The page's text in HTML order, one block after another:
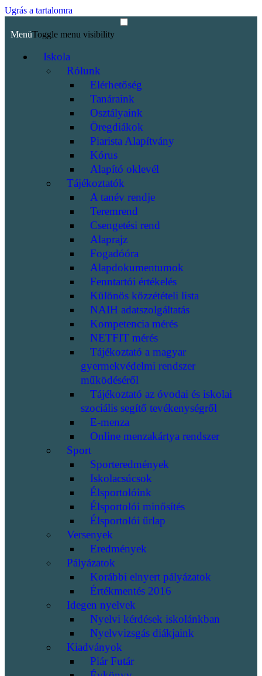
Ugrás a tartalomra
MenüToggle menu visibility
Iskola
Rólunk
Elérhetőség
Tanáraink
Osztályaink
Öregdiákok
Piarista Alapítvány
Kórus
Alapító oklevél
Tájékoztatók
A tanév rendje
Teremrend
Csengetési rend
Alaprajz
Fogadóóra
Alapdokumentumok
Fenntartói értékelés
Különös közzétételi lista
NAIH adatszolgáltatás
Kompetencia mérés
NETFIT mérés
Tájékoztató a magyar
gyermekvédelmi rendszer
működéséről
Tájékoztató az óvodai és iskolai
szociális segítő tevékenységről
E-menza
Online menzakártya rendszer
Sport
Sporteredmények
Iskolacsúcsok
Élsportolóink
Élsportolói minősítés
Élsportolói űrlap
Versenyek
Eredmények
Pályázatok
Korábbi elnyert pályázatok
Értékmentés 2016
Idegen nyelvek
Nyelvi kérdések iskolánkban
Nyelvvizsgás diákjaink
Kiadványok
Piár Futár